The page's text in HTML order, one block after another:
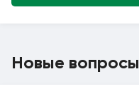
Новые вопросы